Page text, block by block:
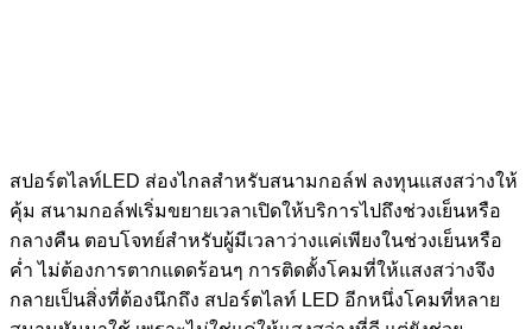
สปอร์ตไลท์LED ส่องไกลสำหรับสนามกอล์ฟ ลงทุนแสงสว่างให้
คุ้ม สนามกอล์ฟเริ่มขยายเวลาเปิดให้บริการไปถึงช่วงเย็นหรือ
กลางคืน ตอบโจทย์สำหรับผู้มีเวลาว่างแค่เพียงในช่วงเย็นหรือ
ค่ำ ไม่ต้องการตากแดดร้อนๆ การติดตั้งโคมที่ให้แสงสว่างจึง
กลายเป็นสิ่งที่ต้องนึกถึง สปอร์ตไลท์ LED อีกหนึ่งโคมที่หลาย